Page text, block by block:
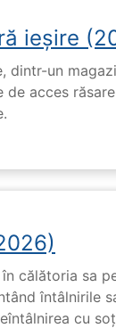
ieșire
dintr-un
de acces
călătoria sa
întâlnirile
cu